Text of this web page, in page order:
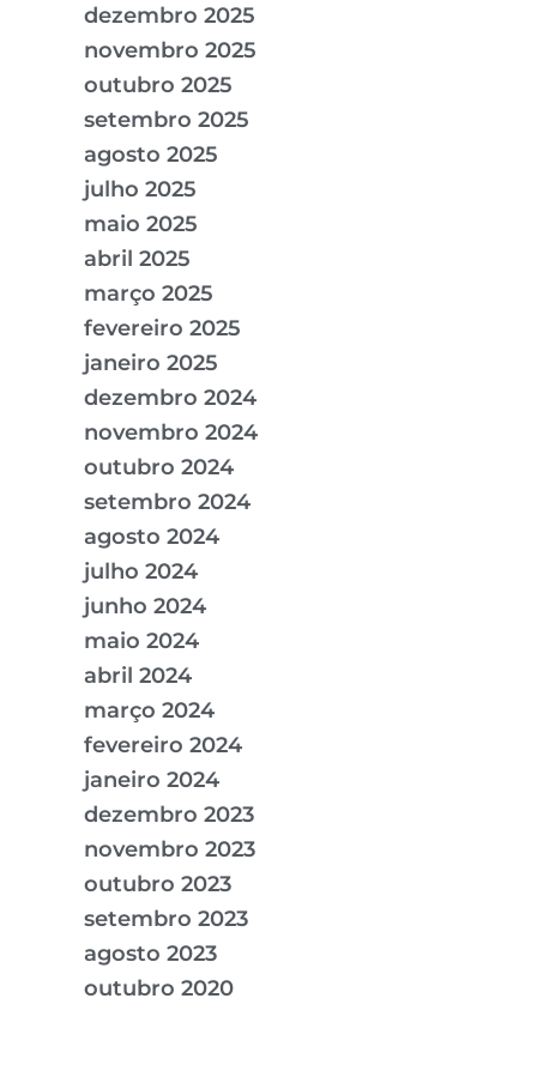
dezembro 2025
novembro 2025
outubro 2025
setembro 2025
agosto 2025
julho 2025
maio 2025
abril 2025
março 2025
fevereiro 2025
janeiro 2025
dezembro 2024
novembro 2024
outubro 2024
setembro 2024
agosto 2024
julho 2024
junho 2024
maio 2024
abril 2024
março 2024
fevereiro 2024
janeiro 2024
dezembro 2023
novembro 2023
outubro 2023
setembro 2023
agosto 2023
outubro 2020